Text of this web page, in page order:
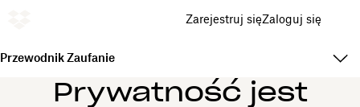
Zarejestruj sięZaloguj się
Przewodnik Zaufanie
Prywatność jest